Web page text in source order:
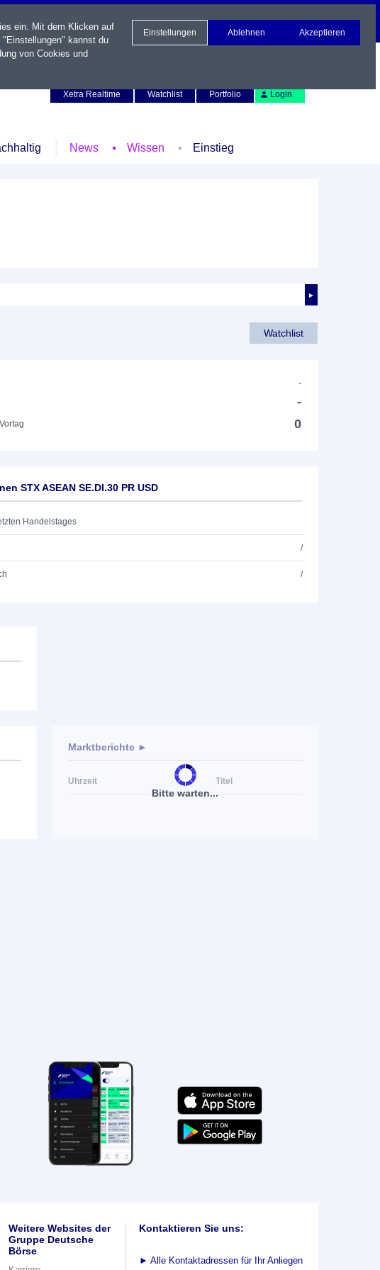
Xetra Realtime
Watchlist Portfolio Login
News Wissen Einstieg
►
Watchlist
-
-
0
STX ASEAN SE.DI.30 PR USD
Handelstages
/
/
Bitte warten...
Marktberichte ►
Uhrzeit Titel
ein. Mit dem Klicken auf
kannst du
von Cookies und
Einstellungen Ablehnen Akzeptieren
Weitere Websites der
Gruppe Deutsche
Börse
Kontaktieren Sie uns:
► Alle Kontaktadressen für Ihr Anliegen